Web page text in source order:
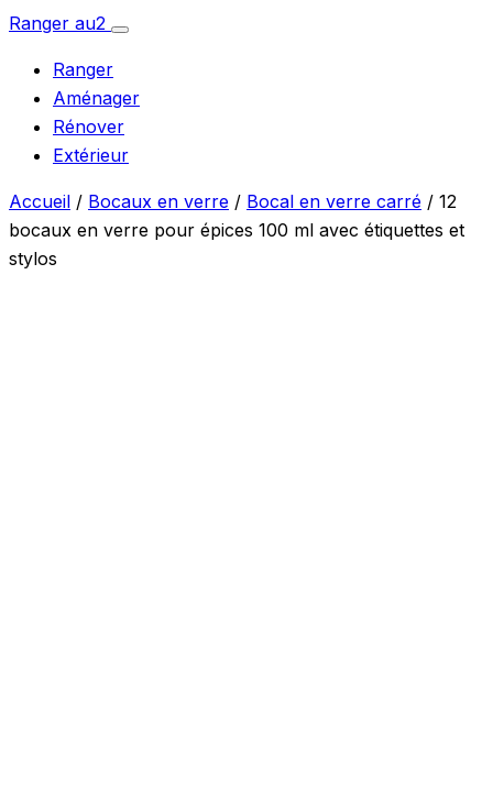
Aller
contenu
Ranger au2
Ouvrir
Ranger
Aménager
Rénover
Extérieur
Accueil / Bocaux en verre / Bocal en verre carré / 12
bocaux en verre pour épices 100 ml avec étiquettes et
stylos